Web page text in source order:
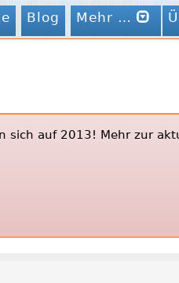
Blog Mehr …
sich auf 2013! Mehr zur